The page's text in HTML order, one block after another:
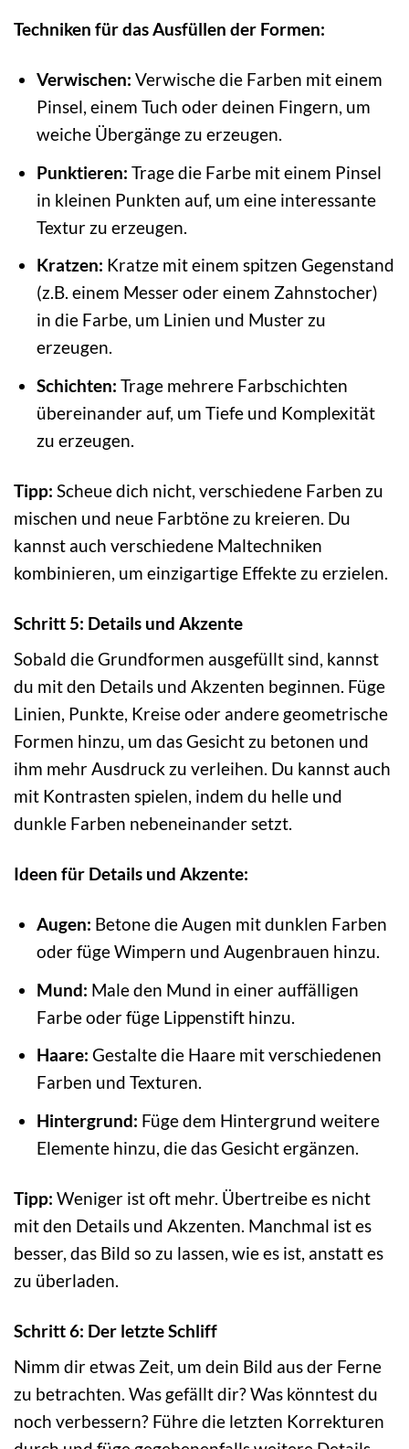
Techniken für das Ausfüllen der Formen:
Verwischen: Verwische die Farben mit einem
Pinsel, einem Tuch oder deinen Fingern, um
weiche Übergänge zu erzeugen.
Punktieren: Trage die Farbe mit einem Pinsel
in kleinen Punkten auf, um eine interessante
Textur zu erzeugen.
Kratzen: Kratze mit einem spitzen Gegenstand
(z.B. einem Messer oder einem Zahnstocher)
in die Farbe, um Linien und Muster zu
erzeugen.
Schichten: Trage mehrere Farbschichten
übereinander auf, um Tiefe und Komplexität
zu erzeugen.
Tipp: Scheue dich nicht, verschiedene Farben zu
mischen und neue Farbtöne zu kreieren. Du
kannst auch verschiedene Maltechniken
kombinieren, um einzigartige Effekte zu erzielen.
Schritt 5: Details und Akzente
Sobald die Grundformen ausgefüllt sind, kannst
du mit den Details und Akzenten beginnen. Füge
Linien, Punkte, Kreise oder andere geometrische
Formen hinzu, um das Gesicht zu betonen und
ihm mehr Ausdruck zu verleihen. Du kannst auch
mit Kontrasten spielen, indem du helle und
dunkle Farben nebeneinander setzt.
Ideen für Details und Akzente:
Augen: Betone die Augen mit dunklen Farben
oder füge Wimpern und Augenbrauen hinzu.
Mund: Male den Mund in einer auffälligen
Farbe oder füge Lippenstift hinzu.
Haare: Gestalte die Haare mit verschiedenen
Farben und Texturen.
Hintergrund: Füge dem Hintergrund weitere
Elemente hinzu, die das Gesicht ergänzen.
Tipp: Weniger ist oft mehr. Übertreibe es nicht
mit den Details und Akzenten. Manchmal ist es
besser, das Bild so zu lassen, wie es ist, anstatt es
zu überladen.
Schritt 6: Der letzte Schliff
Nimm dir etwas Zeit, um dein Bild aus der Ferne
zu betrachten. Was gefällt dir? Was könntest du
noch verbessern? Führe die letzten Korrekturen